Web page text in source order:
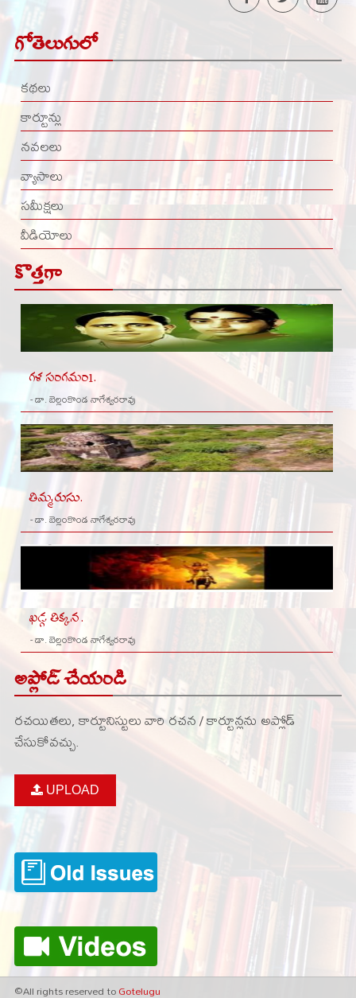
గోతెలుగులో
కథలు
కార్టూన్లు
నవలలు
వ్యాసాలు
సమీక్షలు
వీడియోలు
కొత్తగా
గళ సంగమం1.
- డా. బెల్లంకొండ నాగేశ్వరరావు
తిమ్మరుసు.
- డా. బెల్లంకొండ నాగేశ్వరరావు
ఖడ్గ తిక్కన .
- డా. బెల్లంకొండ నాగేశ్వరరావు
అప్లోడ్ చేయండి
రచయితలు, కార్టూనిస్టులు వారి రచన / కార్టూన్లను అప్లోడ్
చేసుకోవచ్చు.
UPLOAD
©All rights reserved toGotelugu